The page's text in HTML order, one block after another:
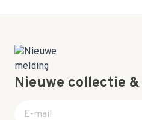
Nieuwe collectie
E-mail adres